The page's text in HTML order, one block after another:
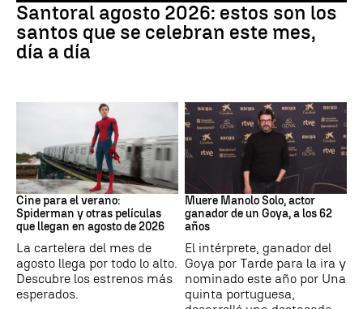
Santoral agosto 2026: estos son los
santos que se celebran este mes,
día a día
Cine
Cine para el verano:
Spiderman y otras películas
que llegan en agosto de 2026
La cartelera del mes de
agosto llega por todo lo alto.
Descubre los estrenos más
esperados.
Actor
Muere Manolo Solo, actor
ganador de un Goya, a los 62
años
El intérprete, ganador del
Goya por Tarde para la ira y
nominado este año por Una
quinta portuguesa,